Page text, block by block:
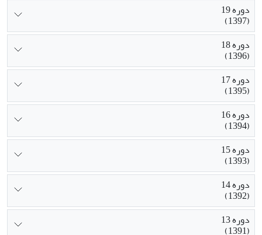
دوره 19
(1397)
دوره 18
(1396)
دوره 17
(1395)
دوره 16
(1394)
دوره 15
(1393)
دوره 14
(1392)
دوره 13
(1391)